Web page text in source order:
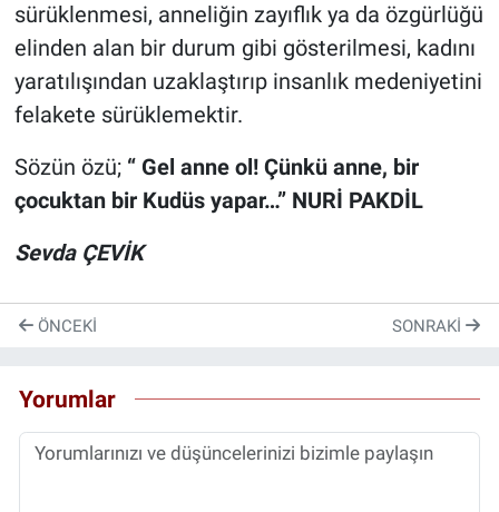
sürüklenmesi, anneliğin zayıflık ya da özgürlüğü
elinden alan bir durum gibi gösterilmesi, kadını
yaratılışından uzaklaştırıp insanlık medeniyetini
felakete sürüklemektir.
Sözün özü; “ Gel anne ol! Çünkü anne, bir
çocuktan bir Kudüs yapar…” NURİ PAKDİL
Sevda ÇEVİK
ÖNCEKI SONRAKI
Yorumlar